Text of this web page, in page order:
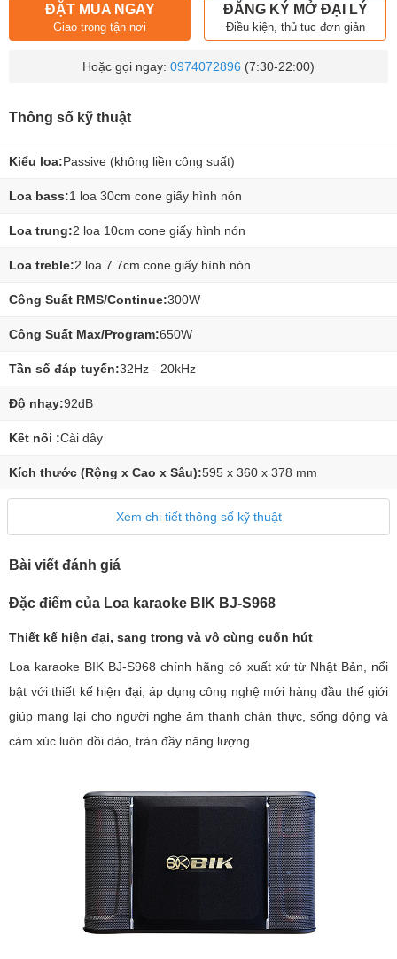
ĐẶT MUA NGAY
Giao trong tận nơi
ĐĂNG KÝ MỞ ĐẠI LÝ
Điều kiện, thủ tục đơn giản
Hoặc gọi ngay: 0974072896 (7:30-22:00)
Thông số kỹ thuật
Kiểu loa:Passive (không liền công suất)
Loa bass:1 loa 30cm cone giấy hình nón
Loa trung:2 loa 10cm cone giấy hình nón
Loa treble:2 loa 7.7cm cone giấy hình nón
Công Suất RMS/Continue:300W
Công Suất Max/Program:650W
Tần số đáp tuyến:32Hz - 20kHz
Độ nhạy:92dB
Kết nối :Cài dây
Kích thước (Rộng x Cao x Sâu):595 x 360 x 378 mm
Xem chi tiết thông số kỹ thuật
Bài viết đánh giá
Đặc điểm của Loa karaoke BIK BJ-S968
Thiết kế hiện đại, sang trong và vô cùng cuốn hút
Loa karaoke BIK BJ-S968 chính hãng có xuất xứ từ Nhật Bản, nổi
bật với thiết kế hiện đại, áp dụng công nghệ mới hàng đầu thế giới
giúp mang lại cho người nghe âm thanh chân thực, sống động và
cảm xúc luôn dồi dào, tràn đầy năng lượng.